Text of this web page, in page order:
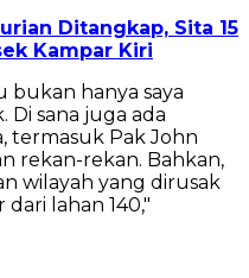
Ditangkap, Sita 15
Kampar Kiri
bukan hanya saya
Di sana juga ada
termasuk Pak John
rekan-rekan. Bahkan,
wilayah yang dirusak
lahan 140,"